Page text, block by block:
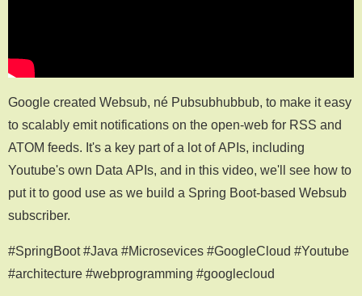
Google created Websub, né Pubsubhubbub, to make it easy
to scalably emit notifications on the open-web for RSS and
ATOM feeds. It's a key part of a lot of APIs, including
Youtube's own Data APIs, and in this video, we'll see how to
put it to good use as we build a Spring Boot-based Websub
subscriber.
#SpringBoot #Java #Microsevices #GoogleCloud #Youtube
#architecture #webprogramming #googlecloud